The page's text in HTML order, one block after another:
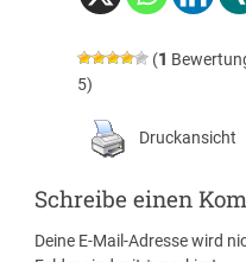
(1
5)
Druckansicht
Schreibe einen
Deine E-Mail-Adresse wird